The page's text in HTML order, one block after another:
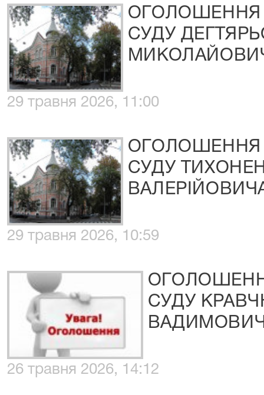
ОГОЛОШЕННЯ
СУДУ
29 травня 2026, 11:00
ОГОЛОШЕННЯ
СУДУ
29 травня 2026, 10:59
СУДУ
26 травня 2026, 14:12